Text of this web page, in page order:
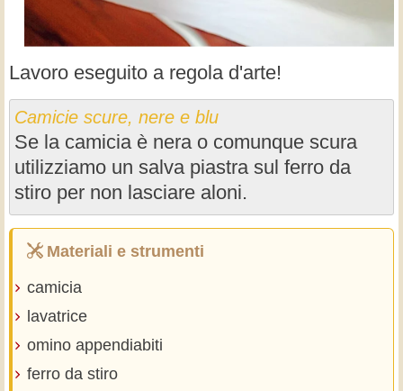
Lavoro eseguito a regola d'arte!
Camicie scure, nere e blu
Se la camicia è nera o comunque scura
utilizziamo un salva piastra sul ferro da
stiro per non lasciare aloni.
Materiali e strumenti
camicia
lavatrice
omino appendiabiti
ferro da stiro